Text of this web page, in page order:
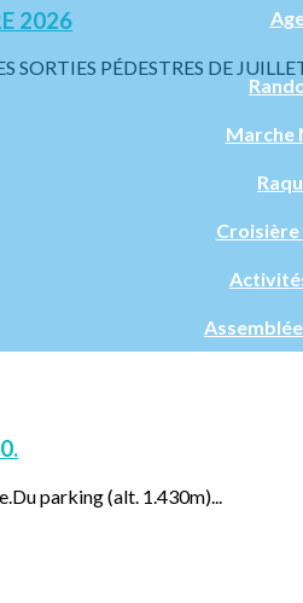
Marche
Croisière
2026
PÉDESTRES DE
parking (alt. 1.430m)...